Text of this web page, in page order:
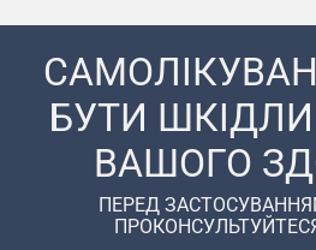
БУТИ
ВАШОГО
ПЕРЕД